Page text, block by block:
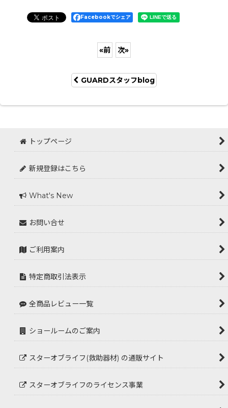
Facebookでシェア
«前 次»
GUARDスタッフblog
トップページ
新規登録はこちら
What's New
お問い合せ
ご利用案内
特定商取引法表示
全商品レビュー一覧
ショールームのご案内
スターオブライフ(救助器材) の通販サイト
スターオブライフのライセンス事業